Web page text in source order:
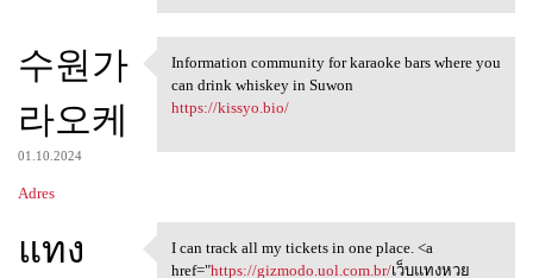
수원가
라오케
01.10.2024
Adres
Information community for
Information community for karaoke bars where you
can drink whiskey in Suwon
https://kissyo.bio/
แทง
I can track all my tickets in
I can track all my tickets in one place. <a
href="https://gizmodo.uol.com.br/เว็บแทงหวย